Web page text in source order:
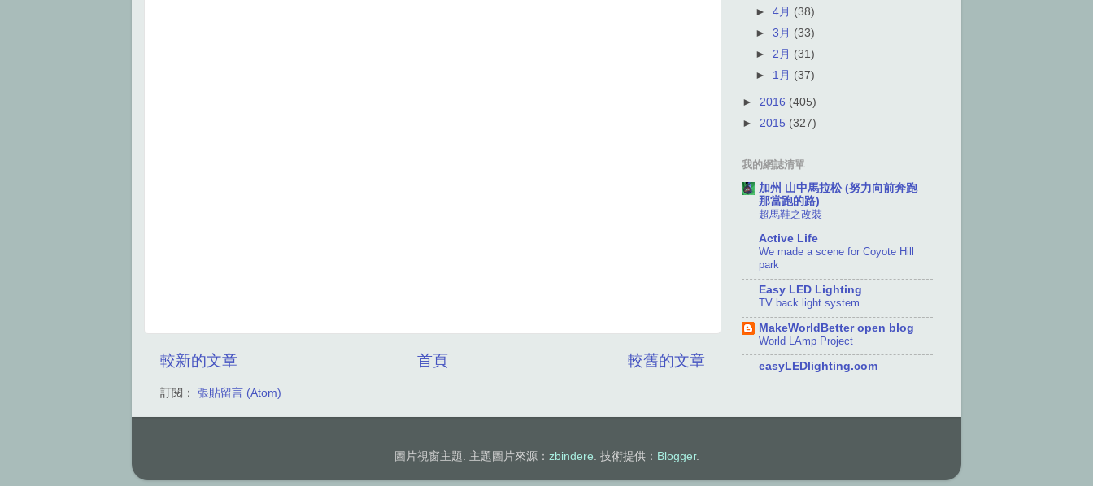
較新的文章 較舊的文章
首頁
訂閱： 張貼留言 (Atom)
►4月 (38)
►3月 (33)
►2月 (31)
► 1月 (37)
► 2016 (405)
► 2015 (327)
我的網誌清單
加州 山中馬拉松 (努力向前奔跑
那當跑的路)
超馬鞋之改裝
Active Life
We made a scene for Coyote Hill
park
Easy LED Lighting
TV back light system
MakeWorldBetter open blog
World LAmp Project
easyLEDlighting.com
圖片視窗主題. 主題圖片來源： zbindere. 技術提供： Blogger.